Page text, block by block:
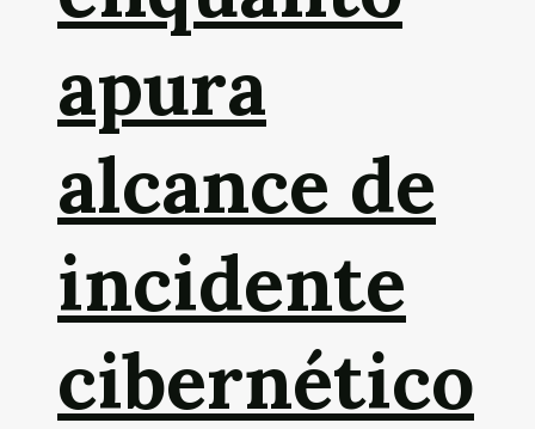
apura
alcance de
incidente
cibernético